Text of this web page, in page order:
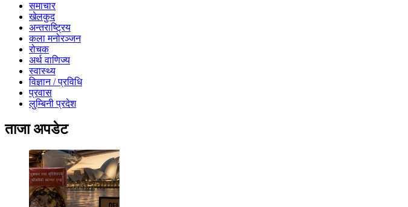
समाचार
खेलकुद
अन्तराष्ट्रिय
कला मनोरञ्जन
रोचक
अर्थ वाणिज्य
स्वास्थ्य
विज्ञान / प्रविधि
प्रवास
लुम्बिनी प्रदेश
ताजा अपडेट